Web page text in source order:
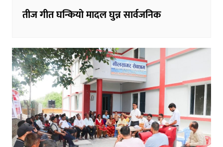
तीज गीत घन्कियो मादल घुन्न सार्वजनिक